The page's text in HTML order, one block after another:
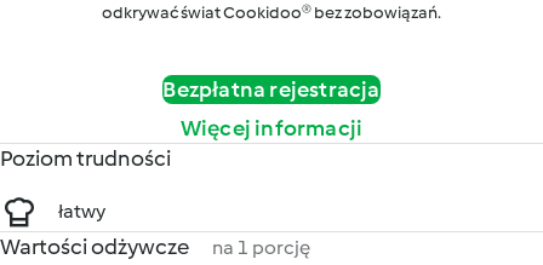
odkrywać świat Cookidoo® bez zobowiązań.
Bezpłatna rejestracja
Więcej informacji
Poziom trudności
łatwy
Wartości odżywcze na 1 porcję